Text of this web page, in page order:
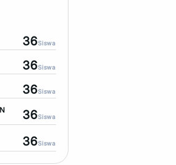
36Siswa
36Siswa
36Siswa
36Siswa
36Siswa